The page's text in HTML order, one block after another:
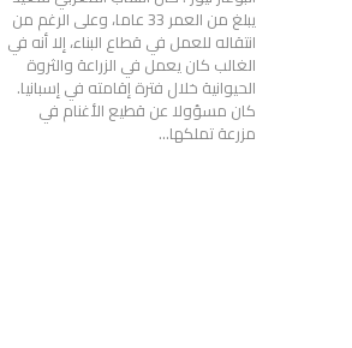
يبلغ من العمر 33 عاما، وعلى الرغم من
انتقاله للعمل في قطاع البناء، إلا أنه في
الغالب كان يعمل في الزراعة والثروة
الحيوانية خلال فترة إقامته في إسبانيا.
كان مسؤولا عن قطيع الأغنام في
مزرعة تملكها…